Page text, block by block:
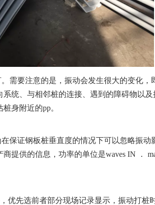
需要注意的是，振动会发生很大的变化
统、与相邻桩的连接、遇到的障碍物以
身附近的pp。
保证钢板桩垂直度的情况下可以忽略振动
提供的信息，功率的单位是waves IN ．
优先选前者部分现场记录显示，振动打桩